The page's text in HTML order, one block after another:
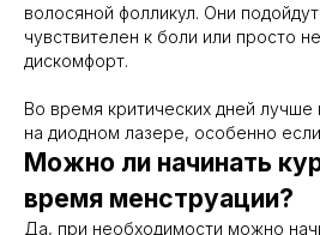
волосяной фолликул. Они
чувствителен к боли или просто
дискомфорт.
Во время критических дней
на диодном лазере, особенно
Можно ли начинать
время менструации?
Да, при необходимости можно